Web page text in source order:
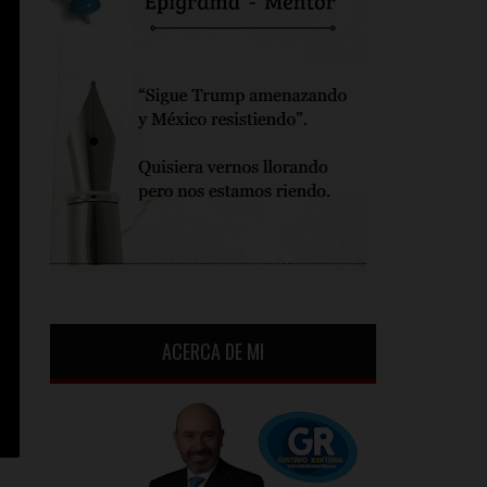
ACERCA DE MI